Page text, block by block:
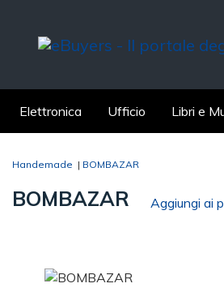
Elettronica Ufficio Libri e
Handemade | BOMBAZAR
BOMBAZAR Aggiungi ai